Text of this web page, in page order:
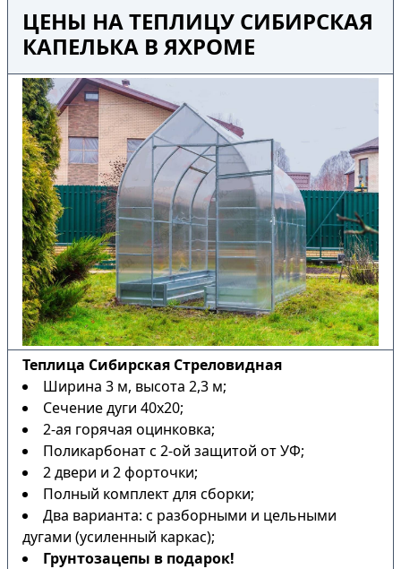
ЦЕНЫ НА ТЕПЛИЦУ СИБИРСКАЯ
КАПЕЛЬКА В ЯХРОМЕ
Теплица Сибирская Стреловидная
Ширина 3 м, высота 2,3 м;
Сечение дуги 40х20;
2-ая горячая оцинковка;
Поликарбонат с 2-ой защитой от УФ;
2 двери и 2 форточки;
Полный комплект для сборки;
Два варианта: с разборными и цельными
дугами (усиленный каркас);
Грунтозацепы в подарок!